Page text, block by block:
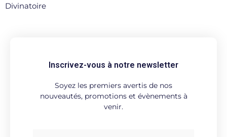
Divinatoire
Inscrivez-vous à notre newsletter
Soyez les premiers avertis de nos
nouveautés, promotions et évènements à
venir.